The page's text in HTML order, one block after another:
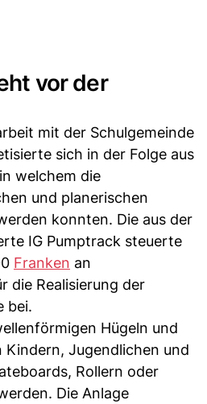
vor der
mit der Schulgemeinde
sich in der Folge aus
welchem die
und planerischen
konnten. Die aus der
IG Pumptrack steuerte
Franken an
die Realisierung der
bei.
Hügeln und
Kindern, Jugendlichen und
Rollern oder
Die Anlage